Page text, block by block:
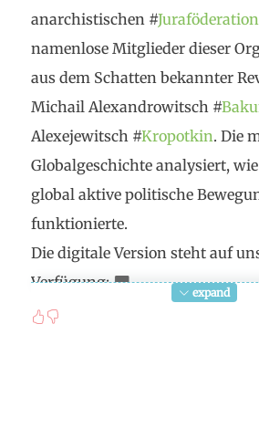
anarchistischen #Juraföderation
namenlose Mitglieder dieser
aus dem Schatten bekannter
Michail Alexandrowitsch #
Alexejewitsch #Kropotkin. Die
Globalgeschichte analysiert,
global aktive politische
funktionierte.
Die digitale Version steht auf
Verfügung:
https://labonneheure.ch/cloud/
expand